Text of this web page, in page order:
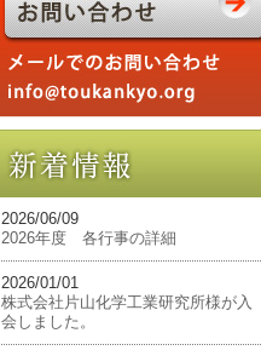
2026/06/09
2026年度 各行事の詳細
2026/01/01
株式会社片山化学工業研究所様が入
会しました。